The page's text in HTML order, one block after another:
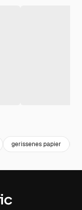
gerissenes papier